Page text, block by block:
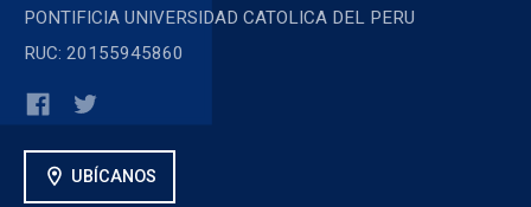
PONTIFICIA UNIVERSIDAD CATOLICA DEL PERU
RUC: 20155945860
location_on UBÍCANOS